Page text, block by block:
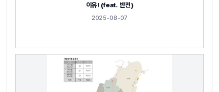
이유! (feat. 반전)
2025-08-07